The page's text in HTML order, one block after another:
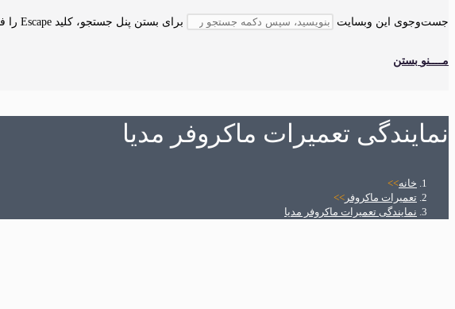
جست‌وجوی این وبسایت برای بستن پنل جستجو، کلید Escape را فشار دهید.
مــــنو بستن
نمایندگی تعمیرات ماکروفر مدیا
خانه>>
تعمیرات ماکروفر >>
نمایندگی تعمیرات ماکروفر مدیا